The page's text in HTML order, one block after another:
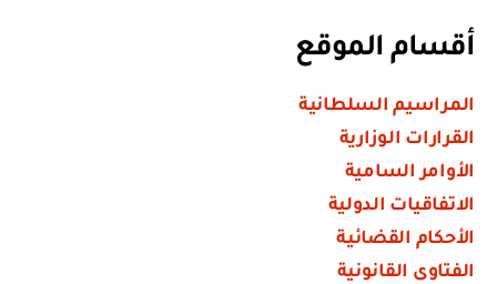
أقسام الموقع
المراسيم السلطانية
القرارات الوزارية
الأوامر السامية
الاتفاقيات الدولية
الأحكام القضائية
الفتاوى القانونية